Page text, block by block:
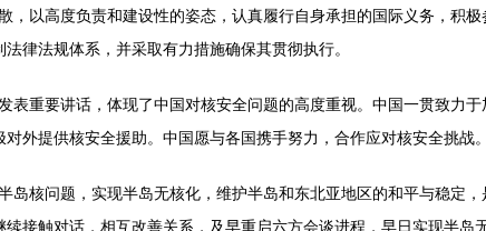
以高度负责和建设性的姿态，认真履行自身承担的国际义务，积极
律法规体系，并采取有力措施确保其贯彻执行。
重要讲话，体现了中国对核安全问题的高度重视。中国一贯致力于
外提供核安全援助。中国愿与各国携手努力，合作应对核安全挑战
核问题，实现半岛无核化，维护半岛和东北亚地区的和平与稳定，
接触对话，相互改善关系，及早重启六方会谈进程，早日实现半岛